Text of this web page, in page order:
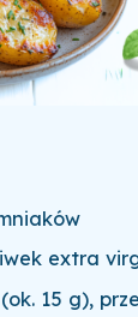
extra
15 g),